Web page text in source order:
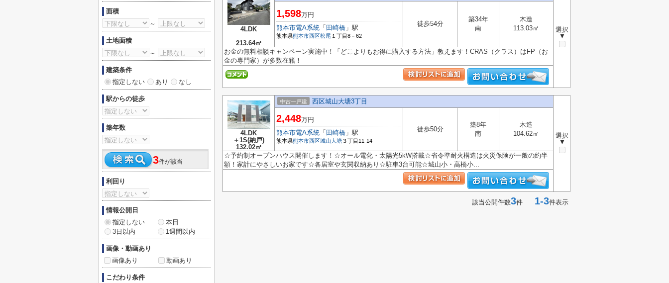
4LDK
213.64㎡
選択
▼
1,598万円
熊本市電A系統 「 田崎橋 」駅
熊本県熊本市西区松尾 １丁目8－62
徒歩54分
築34年
南
木造
113.03㎡
お金の無料相談キャンペーン実施中！「どこよりもお得に購入する方法」教えます！CRAS（クラス）はFP（お
金の専門家）が多数在籍！
4LDK
＋1S(納戸)
132.02㎡
中古一戸建 西区城山大塘3丁目
選択
▼
2,448万円
熊本市電A系統 「 田崎橋 」駅
熊本県熊本市西区城山大塘３丁目11-14
徒歩50分
築8年
南
木造
104.62㎡
☆予約制オープンハウス開催します！☆オール電化・太陽光5kW搭載☆省令準耐火構造は火災保険が一般の約半
額！家計にやさしいお家です☆各居室や玄関収納あり☆駐車3台可能☆城山小・高橋小...
該当公開件数3件 1-3件表示
面積
～
土地面積
～
建築条件
指定しない
あり なし
駅からの徒歩
築年数
3件が該当
利回り
情報公開日
指定しない
本日
3日以内
1週間以内
画像・動画あり
画像あり
動画あり
こだわり条件